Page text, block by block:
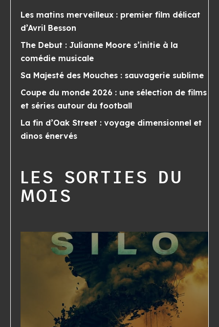
Les matins merveilleux : premier film délicat
d’Avril Besson
The Debut : Julianne Moore s’initie à la
comédie musicale
Sa Majesté des Mouches : sauvagerie sublime
Coupe du monde 2026 : une sélection de films
et séries autour du football
La fin d’Oak Street : voyage dimensionnel et
dinos énervés
LES SORTIES DU
MOIS